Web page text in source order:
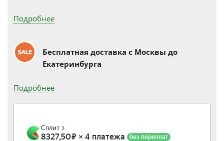
Подробнее
Бесплатная доставка c Москвы до
Екатеринбурга
Подробнее